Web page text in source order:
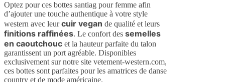
Optez pour ces bottes santiag pour femme afin
d’ajouter une touche authentique à votre style
western avec leurcuir vegan de qualité et leurs
finitions raffinées. Le confort des semelles
en caoutchouc et la hauteur parfaite du talon
garantissent un port agréable. Disponibles
exclusivement sur notre site vetement-western.com,
ces bottes sont parfaites pour les amatrices de danse
country et de mode américaine.